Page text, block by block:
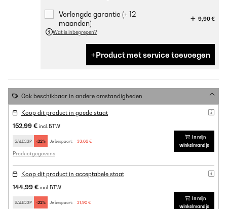
Verlengde garantie (+ 12
maanden)
9,90 €
Wat is inbegrepen?
Product met service toevoegen
Ook beschikbaar in andere omstandigheden
Koop dit product in goede staat
152,99 € incl. BTW
SALE22P -22% Je bespaart: 33,66 €
Productgegevens
In mijn
winkelmandje
Koop dit product in acceptabele staat
144,99 € incl. BTW
SALE22P -22% Je bespaart: 31,90 €
In mijn
winkelmandje